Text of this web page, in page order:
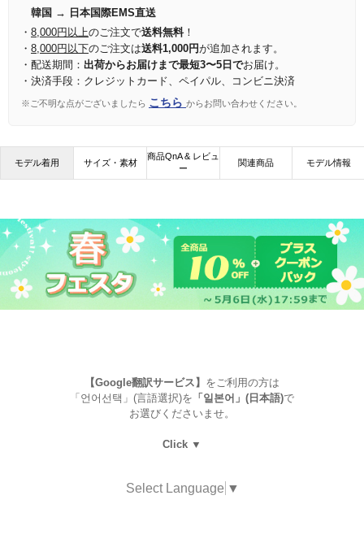
韓国 → 日本国際EMS直送
・ 8,000円以上のご注文で送料無料！
・ 8,000円以下のご注文は送料1,000円が追加されます。
・配送期間： 出荷からお届けまで最短3〜5日でお届け。
・決済手段：クレジットカード、ペイパル、コンビニ決済
※ご不明な点がございましたら こちら からお問い合わせください。
モデル着用 サイズ・素材
商品QnA & レビュ
ー
関連商品 モデル情報
【Google翻訳サービス】 をご利用の方は
「언어선택」(言語選択)を 「일본어」(日本語)で
お選びくださいませ。
Click ▼
Select Language ▼